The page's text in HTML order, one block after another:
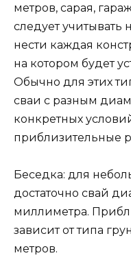
метров, сарая,
следует учитывать
нести каждая
на котором будет
Обычно для этих
сваи с разным
конкретных
приблизительные
Беседка: для
достаточно свай
миллиметра.
зависит от типа
метров.